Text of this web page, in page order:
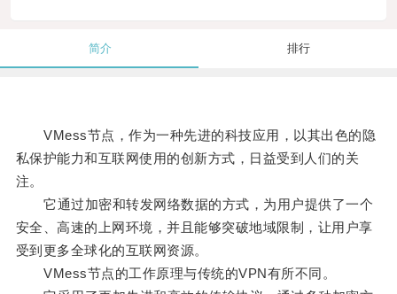
简介 排行
VMess节点，作为一种先进的科技应用，以其出色的隐
私保护能力和互联网使用的创新方式，日益受到人们的关
注。
它通过加密和转发网络数据的方式，为用户提供了一个
安全、高速的上网环境，并且能够突破地域限制，让用户享
受到更多全球化的互联网资源。
VMess节点的工作原理与传统的VPN有所不同。